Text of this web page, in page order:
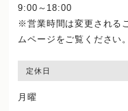
9:00～18:00
※営業時間は変更される
ムページをご覧ください。
定休日
月曜